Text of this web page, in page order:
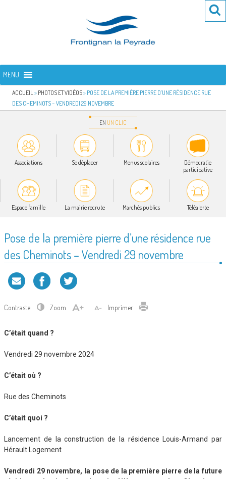
FRONTIGNAN LA PEYRADE
MENU
ACCUEIL » PHOTOS ET VIDÉOS» POSE DE LA PREMIÈRE PIERRE D’UNE RÉSIDENCE RUE
DES CHEMINOTS – VENDREDI 29 NOVEMBRE
EN UN CLIC
Associations Se déplacer Menus scolaires
Démocratie
participative
Espace famille La mairie recrute Marchés publics Téléalerte
Pose de la première pierre d’une résidence rue
des Cheminots – Vendredi 29 novembre
Contraste Zoom Imprimer
C’était quand ?
Vendredi 29 novembre 2024
C’était où ?
Rue des Cheminots
C’était quoi ?
Lancement de la construction de la résidence Louis-Armand par
Hérault Logement
Vendredi 29 novembre, la pose de la première pierre de la future